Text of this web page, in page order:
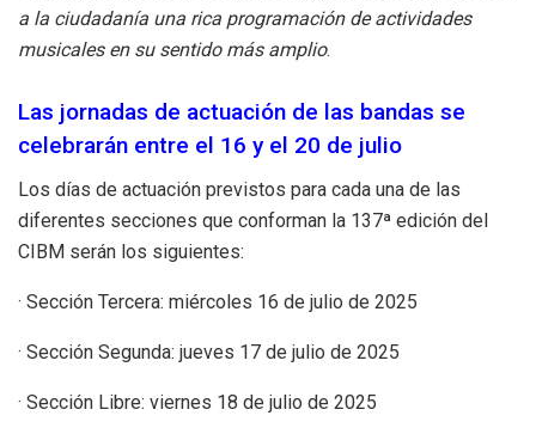
a la ciudadanía una rica programación de actividades
musicales en su sentido más amplio.
Las jornadas de actuación de las bandas se
celebrarán entre el 16 y el 20 de julio
Los días de actuación previstos para cada una de las
diferentes secciones que conforman la 137ª edición del
CIBM serán los siguientes:
· Sección Tercera: miércoles 16 de julio de 2025
· Sección Segunda: jueves 17 de julio de 2025
· Sección Libre: viernes 18 de julio de 2025